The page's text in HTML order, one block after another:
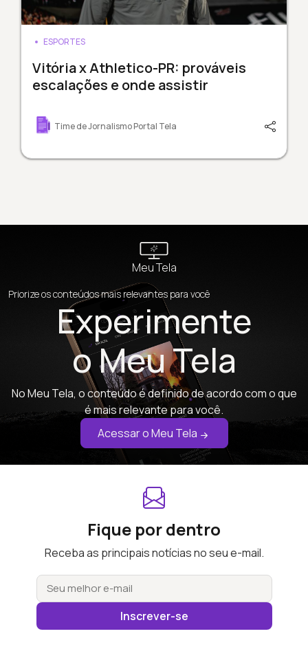
ESPORTES
Vitória x Athletico-PR: prováveis
escalações e onde assistir
Time de Jornalismo Portal Tela
Meu Tela
Priorize os conteúdos mais relevantes para você
Experimente
o Meu Tela
No Meu Tela, o conteúdo é definido de acordo com o que
é mais relevante para você.
Acessar o Meu Tela
Fique por dentro
Receba as principais notícias no seu e-mail.
Inscrever-se